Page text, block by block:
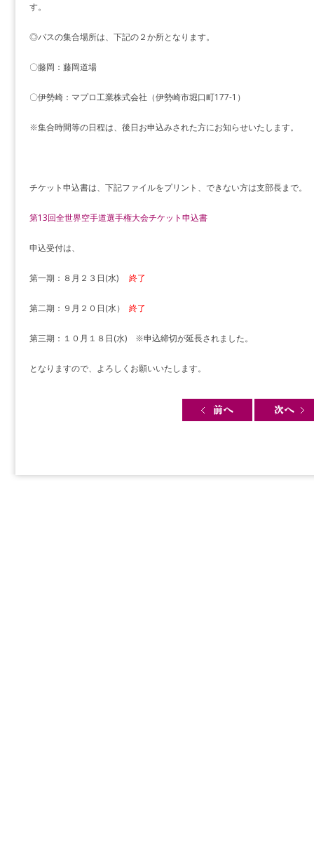
す。
◎バスの集合場所は、下記の２か所となります。
〇藤岡：藤岡道場
〇伊勢崎：マプロ工業株式会社（伊勢崎市堀口町177-1）
※集合時間等の日程は、後日お申込みされた方にお知らせいたします。
チケット申込書は、下記ファイルをプリント、できない方は支部長まで。
第13回全世界空手道選手権大会チケット申込書
申込受付は、
第一期：８月２３日(水) 終了
第二期：９月２０日(水） 終了
第三期：１０月１８日(水) ※申込締切が延長されました。
となりますので、よろしくお願いいたします。